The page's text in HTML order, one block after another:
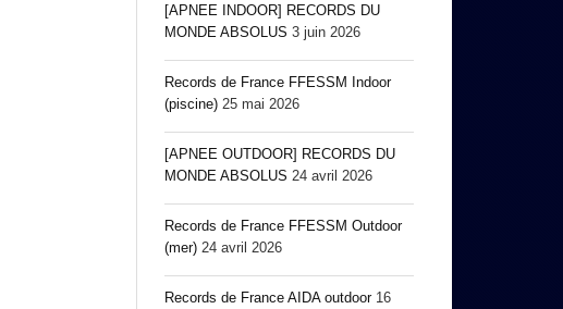
[APNEE INDOOR] RECORDS DU
MONDE ABSOLUS 3 juin 2026
Records de France FFESSM Indoor
(piscine) 25 mai 2026
[APNEE OUTDOOR] RECORDS DU
MONDE ABSOLUS 24 avril 2026
Records de France FFESSM Outdoor
(mer) 24 avril 2026
Records de France AIDA outdoor 16